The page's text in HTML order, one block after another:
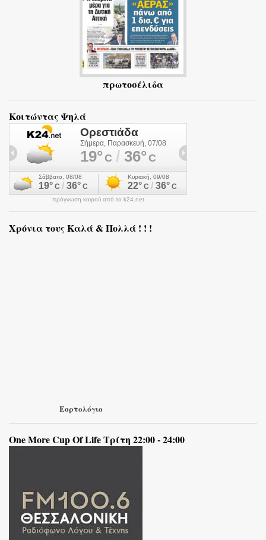
πρωτοσέλιδα
Κοιτώντας Ψηλά
πρόγνωση καιρού από το k24.net
Χρόνια τους Καλά & Πολλά ! ! !
Εορτολόγιο
One More Cup Of Life Τρίτη 22:00 - 24:00